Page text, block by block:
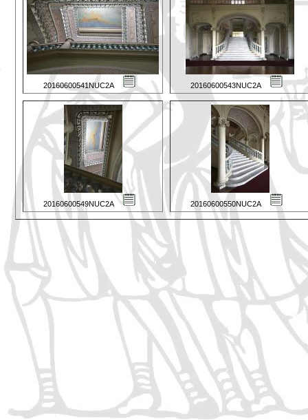
20160600541NUC2A 20160600543NUC2A
20160600549NUC2A 20160600550NUC2A